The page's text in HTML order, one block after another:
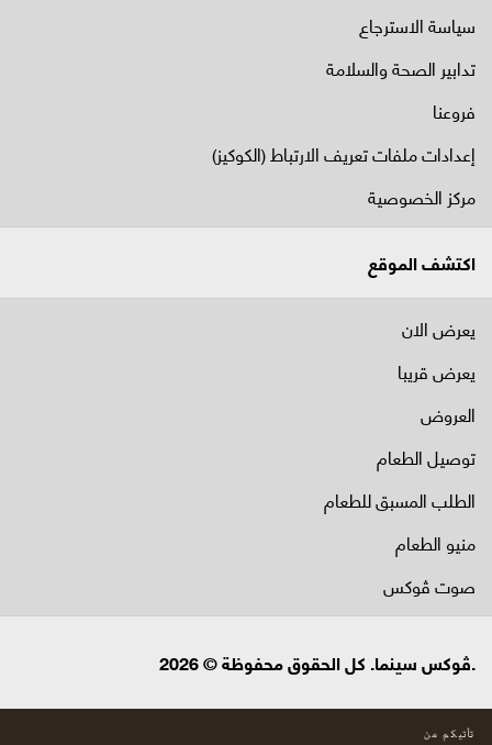
سياسة الاسترجاع
تدابير الصحة والسلامة
فروعنا
إعدادات ملفات تعريف الارتباط (الكوكيز)
مركز الخصوصية
اكتشف الموقع
يعرض الان
يعرض قريبا
العروض
توصيل الطعام
الطلب المسبق للطعام
منيو الطعام
صوت ڤوكس
.ڤوكس سينما. كل الحقوق محفوظة © 2026